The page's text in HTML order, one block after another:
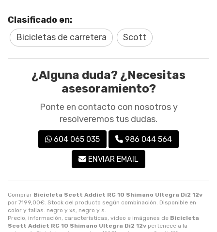
Comprar Bicicleta Scott Addict RC 10 Shimano Ultegra Di2 12v
por 7199,00€. Stock del producto según combinación. Disponible en
color y tallas: negro y xs; negro y s.
Precio, información, características, video e imágenes de Bicicleta
Scott Addict RC 10 Shimano Ultegra Di2 12v pertenece a la
Clasificado en:
Bicicletas de carretera
Scott
¿Alguna duda? ¿Necesitas
asesoramiento?
Ponte en contacto con nosotros y
resolveremos tus dudas.
604 065 035 986 044 564
ENVIAR EMAIL